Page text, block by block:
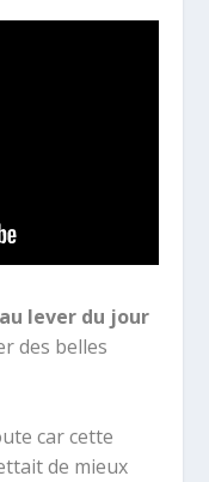
lever du jour
des belles
car cette
de mieux